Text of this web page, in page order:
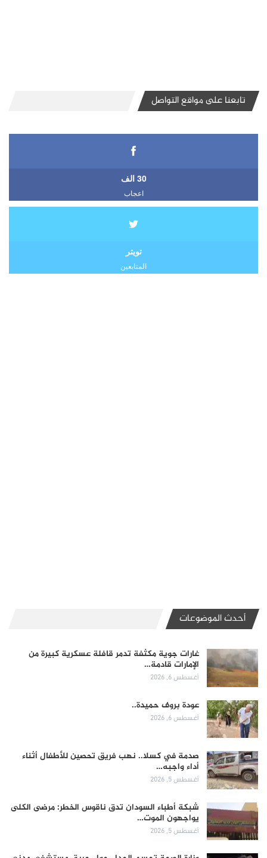
تابعنا على مواقع التواصل
30 الف
اعجاب
تويتر
المتابعين
أحدث الموضوعات
غارات جوية مكثفة تدمر قافلة عسكرية كبيرة من
الإمارات قادمة…
أغسطس 6, 2026
عودة بروف حميدة..
أغسطس 6, 2026
صدمة في كسلا.. نهب فريق تحصين للأطفال أثناء
أداء واجبه…
أغسطس 5, 2026
شبكة أطباء السودان تدق ناقوس الخطر: مرضى الكلى
يواجهون الموت…
أغسطس 5, 2026